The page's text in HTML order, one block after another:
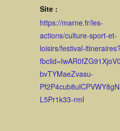
Site :
https://marne.fr/les-
actions/culture-sport-et-
loisirs/festival-itineraires?
bvTYMaeZvasu-
L5Pr1k33-rmI